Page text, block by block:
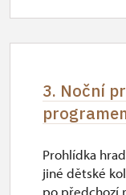
3. Noční
Prohlídka
jiné dětské
po předchozí